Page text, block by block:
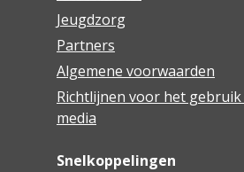
Jeugdzorg
Partners
Algemene voorwaarden
Richtlijnen voor het gebruik
media
Snelkoppelingen